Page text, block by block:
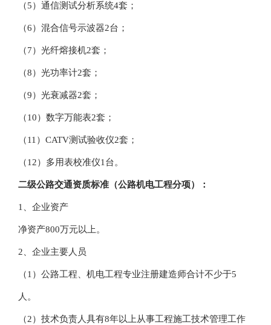
（5）通信测试分析系统4套；
（6）混合信号示波器2台；
（7）光纤熔接机2套；
（8）光功率计2套；
（9）光衰减器2套；
（10）数字万能表2套；
（11）CATV测试验收仪2套；
（12）多用表校准仪1台。
二级公路交通资质标准（公路机电工程分项）：
1、企业资产
净资产800万元以上。
2、企业主要人员
（1）公路工程、机电工程专业注册建造师合计不少于5
人。
（2）技术负责人具有8年以上从事工程施工技术管理工作